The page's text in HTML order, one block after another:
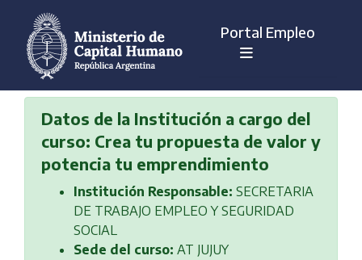
Portal Empleo
Datos de la Institución a cargo del
curso: Crea tu propuesta de valor y
potencia tu emprendimiento
Institución Responsable: SECRETARIA
DE TRABAJO EMPLEO Y SEGURIDAD
SOCIAL
Sede del curso: AT JUJUY